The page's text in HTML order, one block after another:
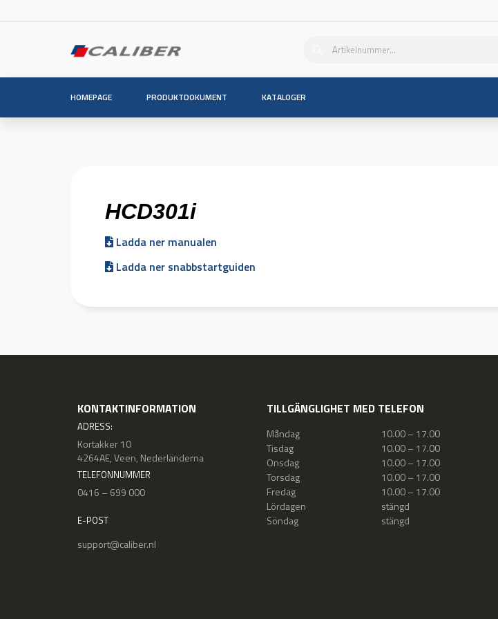
HOMEPAGE PRODUKTDOKUMENT KATALOGER
HCD301i
Ladda ner manualen
Ladda ner snabbstartguiden
KONTAKTINFORMATION
ADRESS:
Kortakker 10
4264AE, Veen, Nederländerna
TELEFONNUMMER
0416 – 699 000
E-POST
support@caliber.nl
TILLGÄNGLIGHET MED TELEFON
Måndag
10.00 – 17.00
Tisdag
10.00 – 17.00
Onsdag
10.00 – 17.00
Torsdag
10.00 – 17.00
Fredag
10.00 – 17.00
Lördagen
stängd
Söndag
stängd